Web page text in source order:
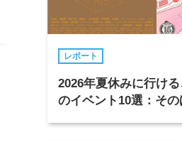
レポート
2026年夏休みに行け
のイベント10選：そ